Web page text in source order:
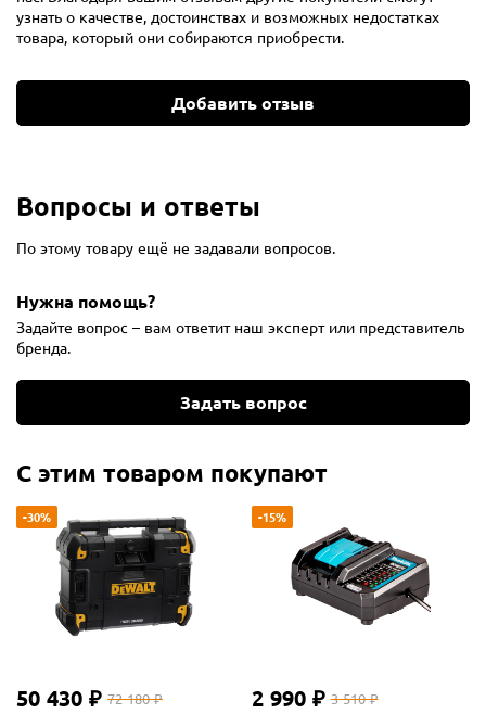
узнать о качестве, достоинствах и возможных недостатках
товара, который они собираются приобрести.
Добавить отзыв
Вопросы и ответы
По этому товару ещё не задавали вопросов.
Нужна помощь?
Задайте вопрос – вам ответит наш эксперт или представитель
бренда.
Задать вопрос
С этим товаром покупают
-30%
50 430 ₽ 72 180 ₽
-15%
2 990 ₽ 3 510 ₽